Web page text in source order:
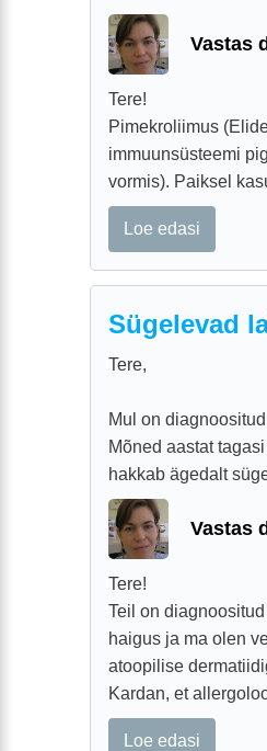
Vastas
Tere!
Pimekroliimus
immuunsüsteemi
vormis). Paiksel
Loe edasi
Sügelevad
Tere,
Mul on
Mõned aastat
hakkab ägedalt
Vastas
Tere!
Teil on
haigus ja ma olen
atoopilise
Kardan, et
Loe edasi